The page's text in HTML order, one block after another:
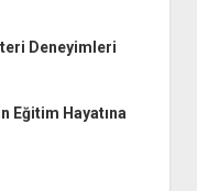
Deneyimleri
Eğitim Hayatına